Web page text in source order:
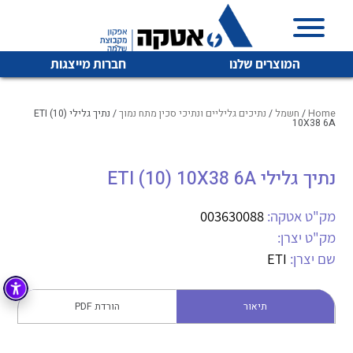
המוצרים שלנו חברות מייצגות
איכות | שרות | זמינות
והפצה של מוצרי
מיתוג, בקרה , ואינסטלציה חשמלית ופעילה ב7 תחומים:
חשמל
בקרה
זיווד
לכל מוצרי היצרן לכל מוצרי היצרן
לכל מוצרי היצרן לכל מוצרי היצרן
Home
/ חשמל / נתיכים גליליים ונתיכי סכין מתח נמוך / נתיך גלילי ETI (10)
10X38 6A
נתיך גלילי ETI (10) 10X38 6A
מק"ט אטקה: 003630088
מק"ט יצרן:
שם יצרן: ETI
תיאור הורדת PDF